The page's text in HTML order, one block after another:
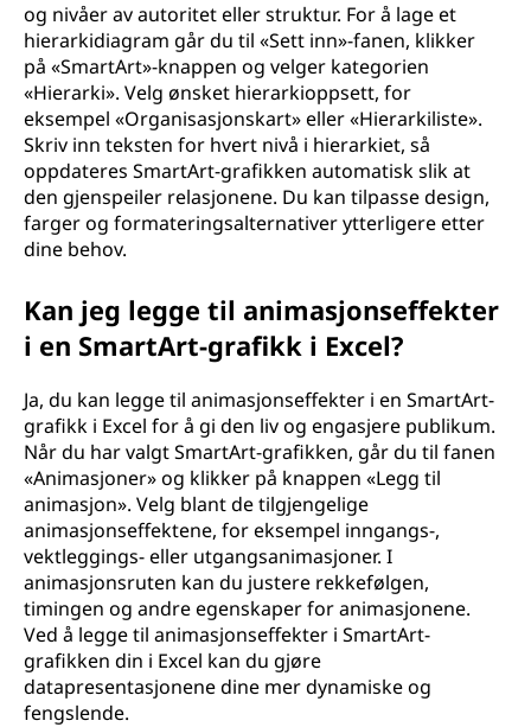
og nivåer av autoritet eller struktur. For å lage et
hierarkidiagram går du til «Sett inn»-fanen, klikker
på «SmartArt»-knappen og velger kategorien
«Hierarki». Velg ønsket hierarkioppsett, for
eksempel «Organisasjonskart» eller «Hierarkiliste».
Skriv inn teksten for hvert nivå i hierarkiet, så
oppdateres SmartArt-grafikken automatisk slik at
den gjenspeiler relasjonene. Du kan tilpasse design,
farger og formateringsalternativer ytterligere etter
dine behov.
Kan jeg legge til animasjonseffekter
i en SmartArt-grafikk i Excel?
Ja, du kan legge til animasjonseffekter i en SmartArt-
grafikk i Excel for å gi den liv og engasjere publikum.
Når du har valgt SmartArt-grafikken, går du til fanen
«Animasjoner» og klikker på knappen «Legg til
animasjon». Velg blant de tilgjengelige
animasjonseffektene, for eksempel inngangs-,
vektleggings- eller utgangsanimasjoner. I
animasjonsruten kan du justere rekkefølgen,
timingen og andre egenskaper for animasjonene.
Ved å legge til animasjonseffekter i SmartArt-
grafikken din i Excel kan du gjøre
datapresentasjonene dine mer dynamiske og
fengslende.